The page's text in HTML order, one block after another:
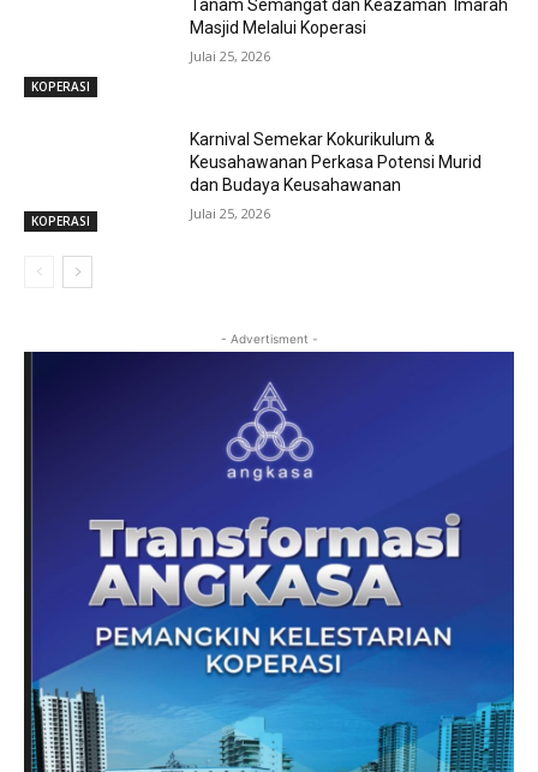
KOPERASI
Tanam Semangat dan Keazaman Imarah
Masjid Melalui Koperasi
Julai 25, 2026
KOPERASI
Karnival Semekar Kokurikulum &
Keusahawanan Perkasa Potensi Murid
dan Budaya Keusahawanan
Julai 25, 2026
- Advertisment -